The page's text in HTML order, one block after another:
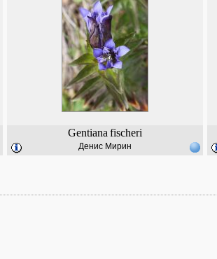
Gentiana fischeri
Денис Мирин